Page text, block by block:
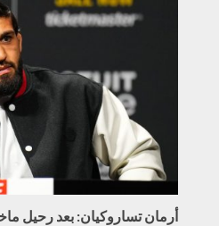
أرمان تساروكيان: بعد رحيل